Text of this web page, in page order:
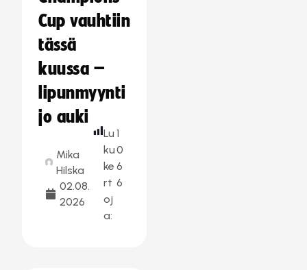
Cup vauhtiin
tässä
kuussa –
lipunmyynti
jo auki
Mika
Hilska
02.08.
2026
Lu
ku
ke
rt
oj
a:
1
0
6
6